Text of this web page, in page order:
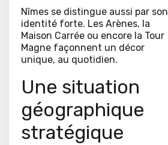
Nîmes se distingue aussi par son
identité forte. Les Arènes, la
Maison Carrée ou encore la Tour
Magne façonnent un décor
unique, au quotidien.
Une situation
géographique
stratégique